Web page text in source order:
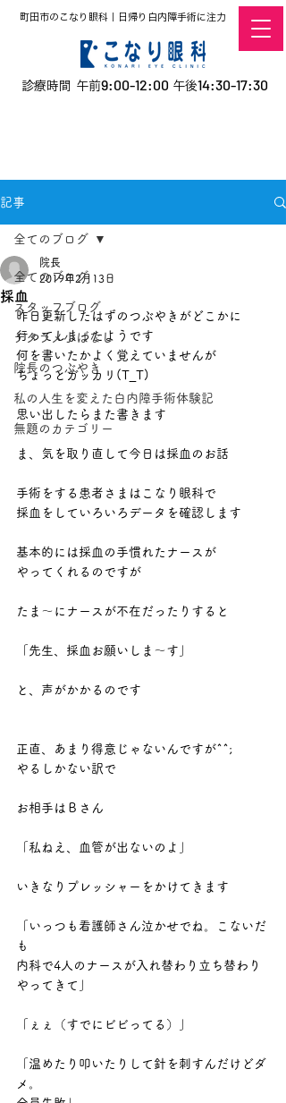
町田市のこなり眼科｜日帰り白内障手術に注力
診療時間 午前9:00-12:00 午後14:30-17:30
記事
全てのブログ
スタッフブログ
デタラメ小ばなし
院長のつぶやき
私の人生を変えた白内障手術体験記
無題のカテゴリー
全てのブログ
採血
院長
2019年2月13日
昨日更新したはずのつぶやきがどこかに
行ってしまったようです
何を書いたかよく覚えていませんが
ちょっとガッカリ(T_T)
思い出したらまた書きます
ま、気を取り直して今日は採血のお話
手術をする患者さまはこなり眼科で
採血をしていろいろデータを確認します
基本的には採血の手慣れたナースが
やってくれるのですが
たま～にナースが不在だったりすると
「先生、採血お願いしま～す」
と、声がかかるのです
正直、あまり得意じゃないんですが^^;
やるしかない訳で
お相手はＢさん
「私ねえ、血管が出ないのよ」
いきなりプレッシャーをかけてきます
「いっつも看護師さん泣かせでね。こないだ
も
内科で4人のナースが入れ替わり立ち替わり
やってきて」
「ぇぇ（すでにビビってる）」
「温めたり叩いたりして針を刺すんだけどダ
メ。